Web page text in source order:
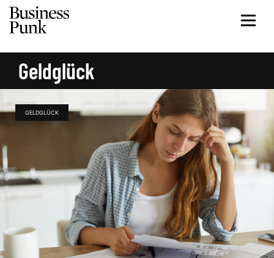
Geldglück
GELDGLÜCK